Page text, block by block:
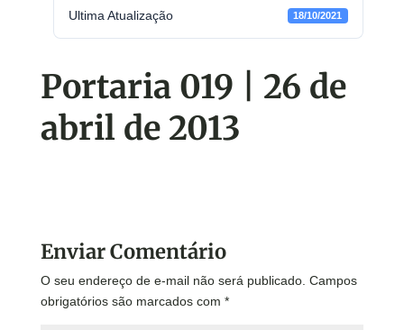
Ultima Atualização 18/10/2021
Portaria 019 | 26 de
abril de 2013
Enviar Comentário
O seu endereço de e-mail não será publicado. Campos
obrigatórios são marcados com *